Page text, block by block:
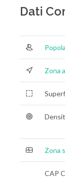
Dati
Zona
Zona
CAP